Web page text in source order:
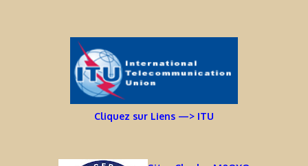
Cliquez sur Liens —> ITU